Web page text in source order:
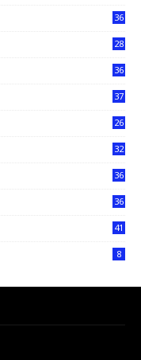
36
28
36
37
26
32
36
36
41
8